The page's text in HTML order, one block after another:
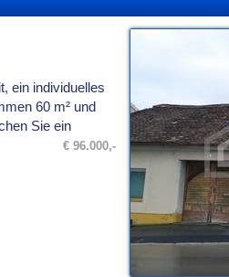
ein individuelles
60 m² und
Sie ein
€ 96.000,-